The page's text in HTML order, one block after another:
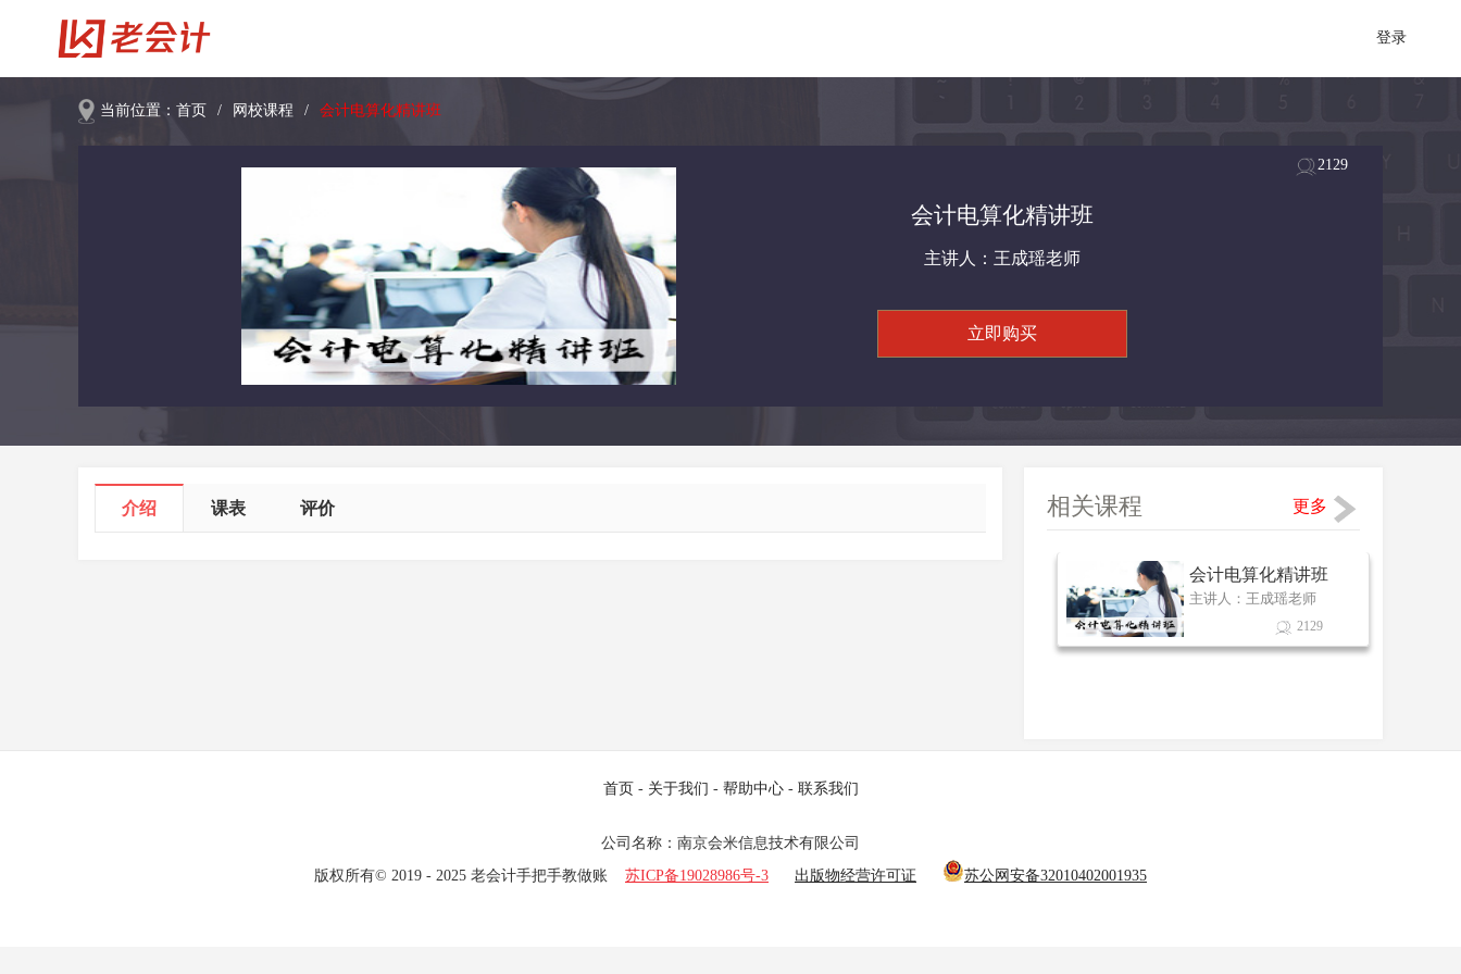
登录
当前位置： 首页 / 网校课程 / 会计电算化精讲班
2129
会计电算化精讲班
主讲人：王成瑶老师
立即购买
介绍 课表 评价 相关课程 更多
会计电算化精讲班
主讲人：王成瑶老师
2129
首页 - 关于我们 - 帮助中心- 联系我们
公司名称：南京会米信息技术有限公司
版权所有© 2019 - 2025 老会计手把手教做账 苏ICP备19028986号-3 出版物经营许可证 苏公网安备32010402001935